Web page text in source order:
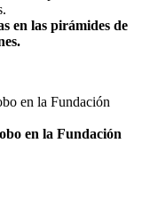
en las pirámides de
en la Fundación